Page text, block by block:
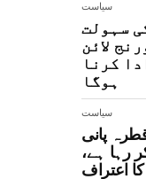
سیاست
سہولت
لائن
کرنا
ہوگا
سیاست
پانی
رہا ہے،
اعتراف